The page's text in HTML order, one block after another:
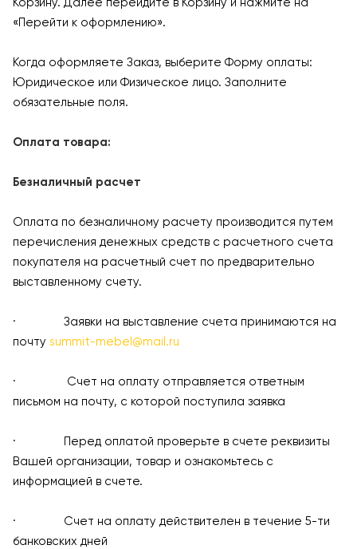
«Перейти к оформлению».
Когда оформляете Заказ, выберите Форму оплаты:
Юридическое или Физическое лицо. Заполните
обязательные поля.
Оплата товара:
Безналичный расчет
Оплата по безналичному расчету производится путем
перечисления денежных средств с расчетного счета
покупателя на расчетный счет по предварительно
выставленному счету.
· Заявки на выставление счета принимаются на
почту summit-mebel@mail.ru
· Счет на оплату отправляется ответным
письмом на почту, с которой поступила заявка
· Перед оплатой проверьте в счете реквизиты
Вашей организации, товар и ознакомьтесь с
информацией в счете.
· Счет на оплату действителен в течение 5-ти
банковских дней